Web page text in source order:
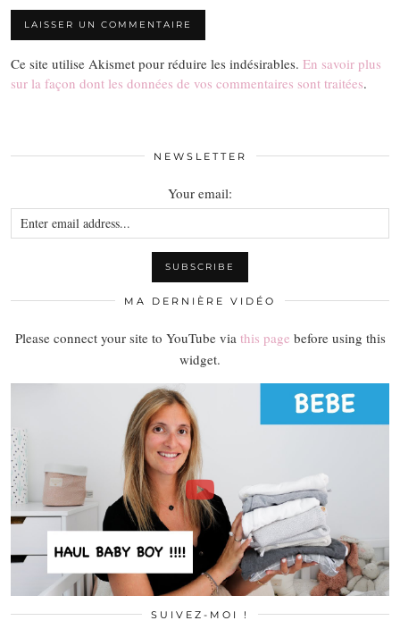
Ce site utilise Akismet pour réduire les indésirables. En savoir plus
sur la façon dont les données de vos commentaires sont traitées.
NEWSLETTER
Your email:
MA DERNIÈRE VIDÉO
Please connect your site to YouTube via this page before using this
widget.
SUIVEZ-MOI !